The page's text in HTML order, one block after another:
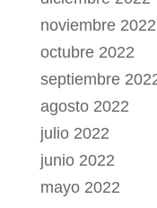
noviembre 2022
octubre 2022
septiembre
agosto 2022
julio 2022
junio 2022
mayo 2022